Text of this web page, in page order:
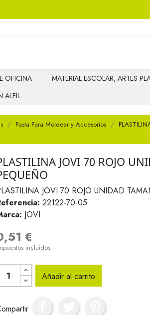
OFICINA
MATERIAL ESCOLAR, ARTES
ALFIL
Pasta Para Moldear y Accesorios
JOVI 70 ROJO
JOVI 70 ROJO UNIDAD
22122-70-05
JOVI
€
incluidos
Añadir al carrito